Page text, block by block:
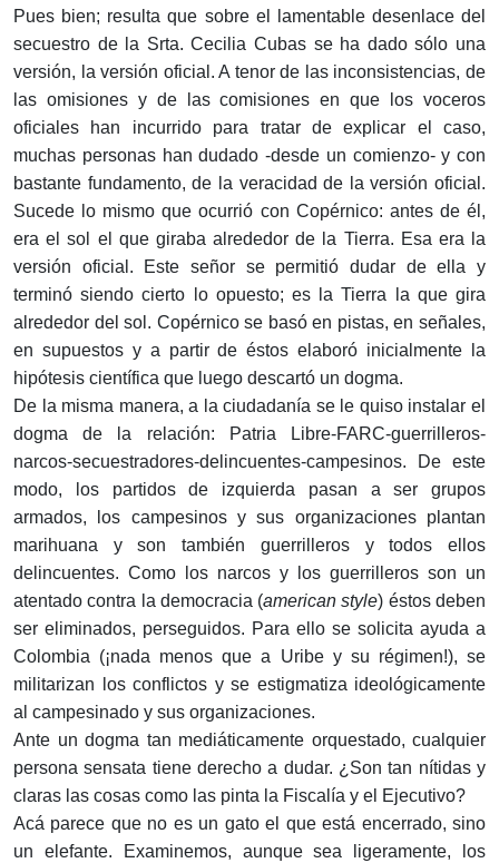
Pues bien; resulta que sobre el lamentable desenlace del
secuestro de la Srta. Cecilia Cubas se ha dado sólo una
versión, la versión oficial. A tenor de las inconsistencias, de
las omisiones y de las comisiones en que los voceros
oficiales han incurrido para tratar de explicar el caso,
muchas personas han dudado -desde un comienzo- y con
bastante fundamento, de la veracidad de la versión oficial.
Sucede lo mismo que ocurrió con Copérnico: antes de él,
era el sol el que giraba alrededor de la Tierra. Esa era la
versión oficial. Este señor se permitió dudar de ella y
terminó siendo cierto lo opuesto; es la Tierra la que gira
alrededor del sol. Copérnico se basó en pistas, en señales,
en supuestos y a partir de éstos elaboró inicialmente la
hipótesis científica que luego descartó un dogma.
De la misma manera, a la ciudadanía se le quiso instalar el
dogma de la relación: Patria Libre-FARC-guerrilleros-
narcos-secuestradores-delincuentes-campesinos. De este
modo, los partidos de izquierda pasan a ser grupos
armados, los campesinos y sus organizaciones plantan
marihuana y son también guerrilleros y todos ellos
delincuentes. Como los narcos y los guerrilleros son un
atentado contra la democracia (american style) éstos deben
ser eliminados, perseguidos. Para ello se solicita ayuda a
Colombia (¡nada menos que a Uribe y su régimen!), se
militarizan los conflictos y se estigmatiza ideológicamente
al campesinado y sus organizaciones.
Ante un dogma tan mediáticamente orquestado, cualquier
persona sensata tiene derecho a dudar. ¿Son tan nítidas y
claras las cosas como las pinta la Fiscalía y el Ejecutivo?
Acá parece que no es un gato el que está encerrado, sino
un elefante. Examinemos, aunque sea ligeramente, los